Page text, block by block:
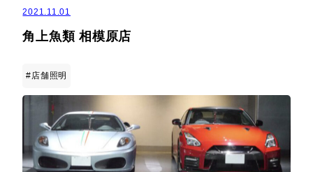
2021.11.01
角上魚類 相模原店
#店舗照明